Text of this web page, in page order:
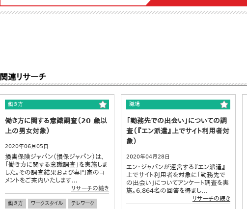
関連リサーチ
働き方
働き方に関する意識調査（20 歳以
上の男女対象）
2020年06月05日
損害保険ジャパン（損保ジャパン）は、
「働き方に関する意識調査」を実施しま
した。その調査結果および専門家のコ
メントをご案内いたします...
リサーチの続き
働き方 ワークスタイル
テレワーク
職場
「勤務先での出会い」についての調
査（『エン派遣』上でサイト利用者対
象）
2020年04月28日
エン・ジャパンが運営する『エン派遣』
上でサイト利用者を対象に「勤務先で
の出会い」についてアンケート調査を実
施。6,864名の回答を得まし...
リサーチの続き